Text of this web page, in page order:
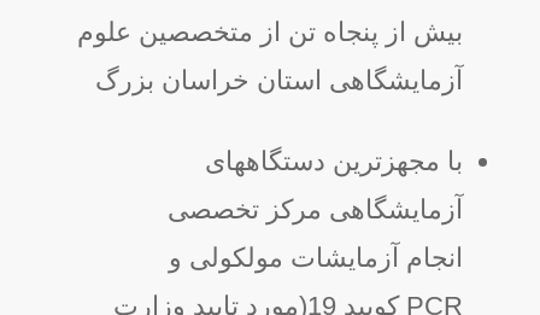
بیش از پنجاه تن از متخصصین علوم
آزمایشگاهی استان خراسان بزرگ
با مجهزترین دستگاههای
آزمایشگاهی مرکز تخصصی
انجام آزمایشات مولکولی و
PCR کویید 19(مورد تایید وزارت